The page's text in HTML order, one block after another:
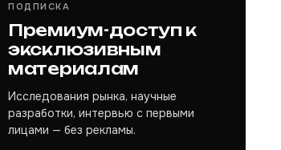
ПОДПИСКА
Премиум-доступ к
эксклюзивным
материалам
Исследования рынка, научные
разработки, интервью с первыми
лицами — без рекламы.